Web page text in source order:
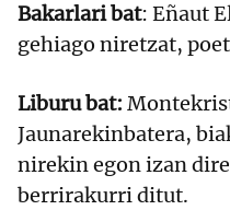
Bakarlari bat: Eñaut
gehiago niretzat,
Liburu bat:
Jaunarekinbatera,
nirekin egon izan
berrirakurri ditut.